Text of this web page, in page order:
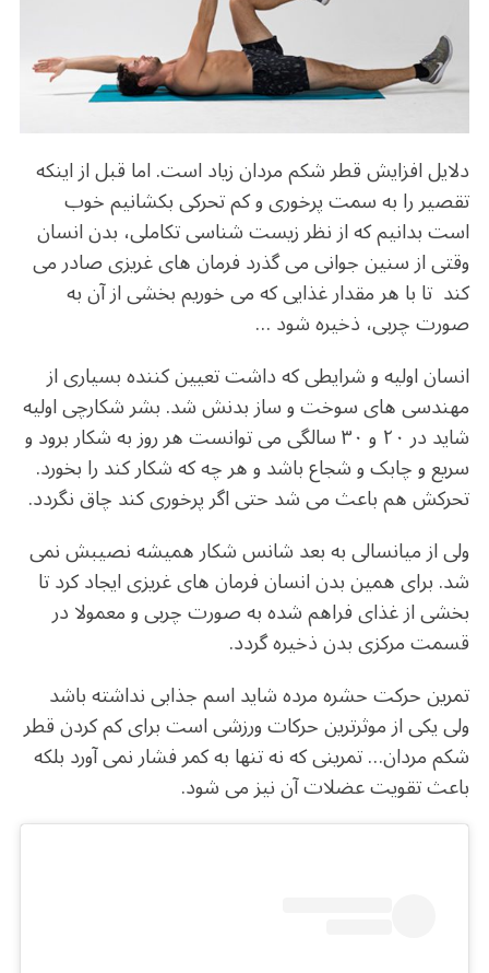
o
o
k
m p
p
دلایل افزایش قطر شکم مردان زیاد است. اما قبل از اینکه
تقصیر را به سمت پرخوری و کم تحرکی بکشانیم خوب
است بدانیم که از نظر زیست شناسی تکاملی،‌ بدن انسان
وقتی از سنین جوانی می گذرد فرمان های غریزی صادر می
کند تا با هر مقدار غذایی که می خوریم بخشی از آن به
صورت چربی، ذخیره شود …
انسان اولیه و شرایطی که داشت تعیین کننده بسیاری از
مهندسی های سوخت و ساز بدنش شد. بشر شکارچی اولیه
شاید در ۲۰ و ۳۰ سالگی می توانست هر روز به شکار برود و
سریع و چابک و شجاع باشد و هر چه که شکار کند را بخورد.
تحرکش هم باعث می شد حتی اگر پرخوری کند چاق نگردد.
ولی از میانسالی به بعد شانس شکار همیشه نصیبش نمی
شد. برای همین بدن انسان فرمان های غریزی ایجاد کرد تا
بخشی از غذای فراهم شده به صورت چربی و معمولا در
قسمت مرکزی بدن ذخیره گردد.
تمرین حرکت حشره مرده شاید اسم جذابی نداشته باشد
ولی یکی از موثرترین حرکات ورزشی است برای کم کردن قطر
شکم مردان… تمرینی که نه تنها به کمر فشار نمی آورد بلکه
باعث تقویت عضلات آن نیز می شود.